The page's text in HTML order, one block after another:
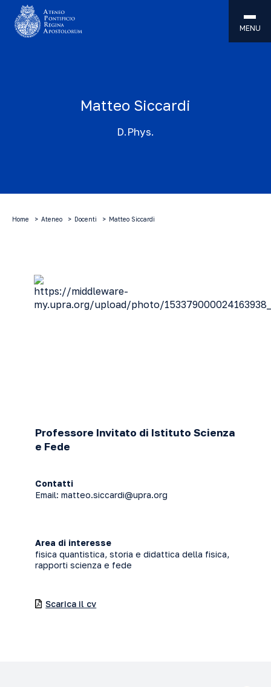
MENU
Matteo Siccardi
D.Phys.
Home Ateneo Docenti Matteo Siccardi
Professore Invitato di Istituto Scienza
e Fede
Contatti
Email: matteo.siccardi@upra.org
Area di interesse
fisica quantistica, storia e didattica della fisica,
rapporti scienza e fede
Scarica il cv